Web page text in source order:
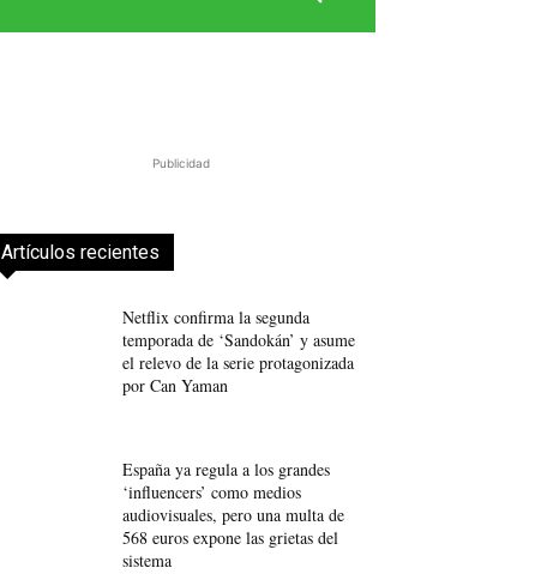
Publicidad
Artículos recientes
Netflix confirma la segunda
temporada de ‘Sandokán’ y asume
el relevo de la serie protagonizada
por Can Yaman
España ya regula a los grandes
‘influencers’ como medios
audiovisuales, pero una multa de
568 euros expone las grietas del
sistema